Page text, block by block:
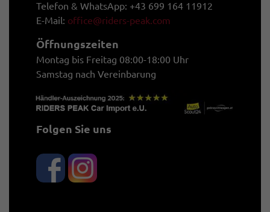
Telefon & WhatsApp: +43 699 164 11912
E-Mail: office@riders-peak.com
Öffnungszeiten
Montag bis Freitag 08:00-18:00 Uhr
Samstag nach Vereinbarung
Folgen Sie uns